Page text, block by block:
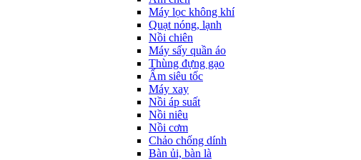
Máy lọc không khí
Quạt nóng, lạnh
Nồi chiên
Máy sấy quần áo
Thùng đựng gạo
Ấm siêu tốc
Máy xay
Nồi áp suất
Nồi niêu
Nồi cơm
Chảo chống dính
Bàn ủi, bàn là